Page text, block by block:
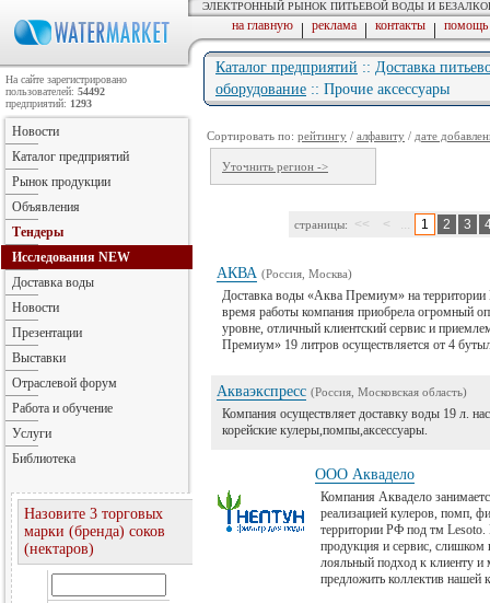
ЭЛЕКТРОННЫЙ РЫНОК ПИТЬЕВОЙ ВОДЫ И
на главную | реклама | контакты | помощь
Каталог предприятий :: Доставка
оборудование :: Прочие аксессуары
Сортировать по: рейтингу / алфавиту / дате
Уточнить регион ->
страницы: << < ... 1 2 3
АКВА (Россия, Москва)
Доставка воды «Аква Премиум» на территории
время работы компания приобрела огромный
уровне, отличный клиентский сервис и
Премиум» 19 литров осуществляется от 4
Акваэкспресс (Россия, Московская область)
Компания осуществляет доставку воды 19 л.
корейские кулеры,помпы,аксессуары.
ООО Аквадело
Компания Аквадело
реализацией кулеров, помп,
территории РФ под тм Lesoto.
продукция и сервис, слишком
лояльный подход к клиенту
предложить коллектив нашей
На сайте зарегистрировано
пользователей: 54492
предприятий: 1293
Новости
Каталог предприятий
Рынок продукции
Объявления
Тендеры
Исследования NEW
Доставка воды
Новости
Презентации
Выставки
Отраслевой форум
Работа и обучение
Услуги
Библиотека
Назовите 3 торговых
марки (бренда) соков
(нектаров)